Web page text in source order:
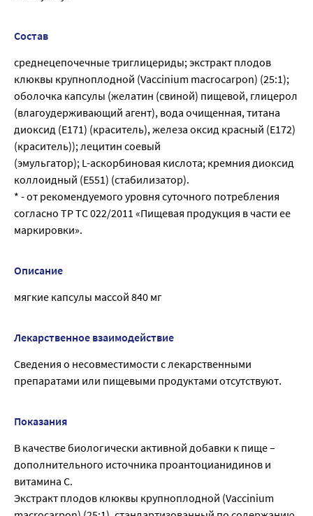
Состав
среднецепочечные триглицериды; экстракт плодов
клюквы крупноплодной (Vaccinium macrocarpon) (25:1);
оболочка капсулы (желатин (свиной) пищевой, глицерол
(влагоудерживающий агент), вода очищенная, титана
диоксид (Е171) (краситель), железа оксид красный (Е172)
(краситель)); лецитин соевый
(эмульгатор); L-аскорбиновая кислота; кремния диоксид
коллоидный (Е551) (стабилизатор).
* - от рекомендуемого уровня суточного потребления
согласно ТР ТС 022/2011 «Пищевая продукция в части ее
маркировки».
Описание
мягкие капсулы массой 840 мг
Лекарственное взаимодействие
Сведения о несовместимости с лекарственными
препаратами или пищевыми продуктами отсутствуют.
Показания
В качестве биологически активной добавки к пище –
дополнительного источника проантоцианидинов и
витамина С.
Экстракт плодов клюквы крупноплодной (Vaccinium